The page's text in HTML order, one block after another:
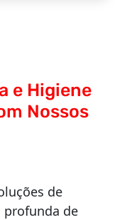
e Higiene
Nossos
de
profunda de